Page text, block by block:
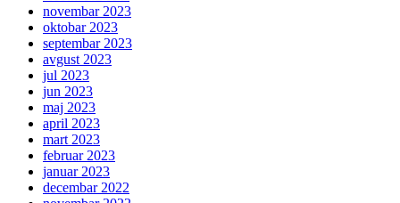
novembar 2023
oktobar 2023
septembar 2023
avgust 2023
jul 2023
jun 2023
maj 2023
april 2023
mart 2023
februar 2023
januar 2023
decembar 2022